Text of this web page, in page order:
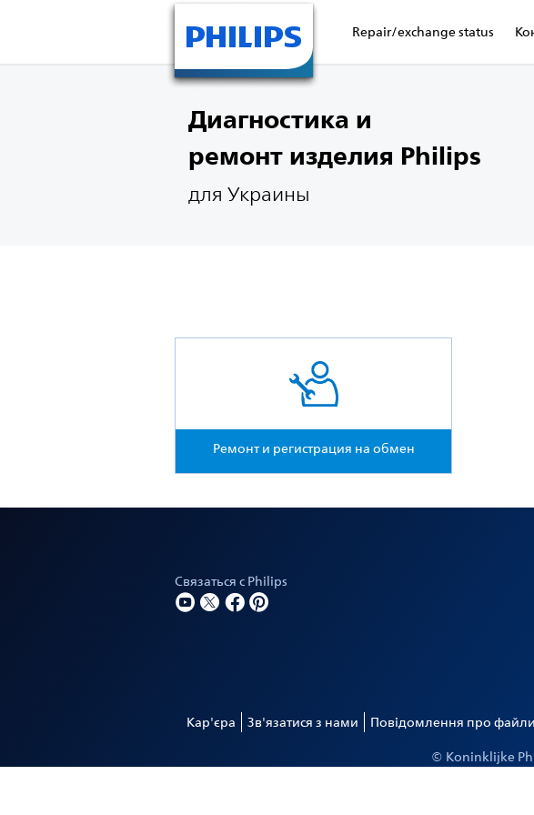
Repair/exchange status
Диагностика и
ремонт изделия Philips
для Украины
Ремонт и регистрация на обмен
Связаться с Philips
Кар'єра Зв'язатися з нами Повідомлення про
© Koninklijke